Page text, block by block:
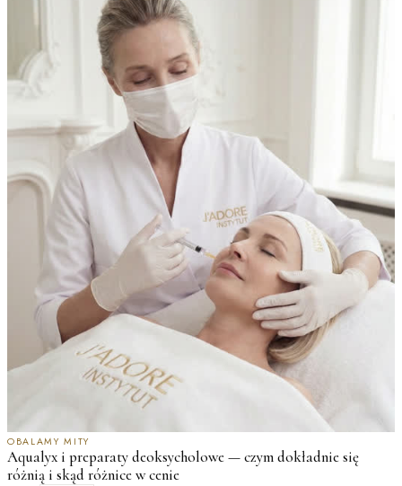
OBALAMY MITY
Aqualyx i preparaty deoksycholowe — czym dokładnie się
różnią i skąd różnice w cenie